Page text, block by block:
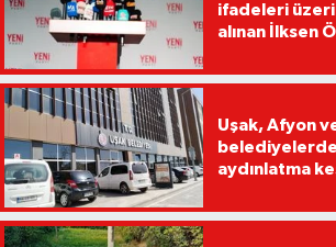
ifadeleri
alınan İlksen
Uşak, Afyon
aydınlatma